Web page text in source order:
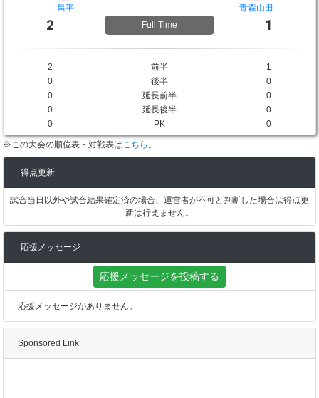
昌平 青森山田
2 Full Time 1
2 前半
1
0
後半
0
0
延長前半
0
0
延長後半
0
0
PK 0
※この大会の順位表・対戦表はこちら 。
得点更新
試合当日以外や試合結果確定済の場合、運営者が不可と判断した場合は得点更
新は行えません。
応援メッセージ
応援メッセージを投稿する
応援メッセージがありません。
Sponsored Link